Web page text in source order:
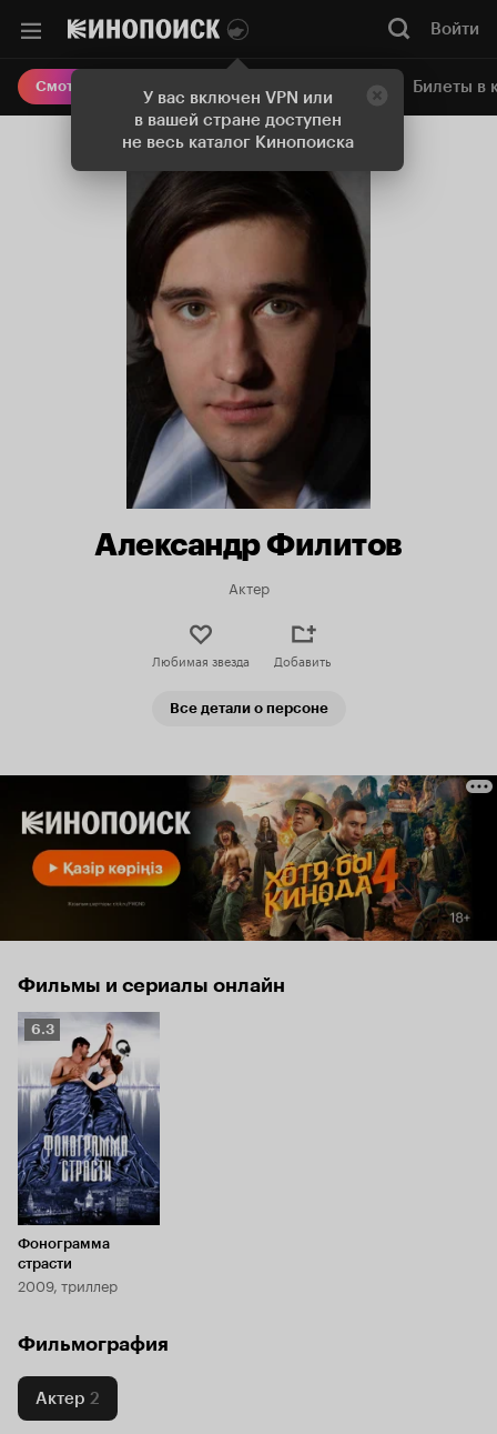
У вас включен VPN или
в вашей стране доступен
не весь каталог Кинопоиска
Войти
Смотреть кино Онлайн-кинотеатр Билеты в
Александр Филитов
Актер
Любимая звезда Добавить
Все детали о персоне
Фильмы и сериалы онлайн
Рейтинг
Кинопоиска
6.3
6.3
Фонограмма
страсти
2009, триллер
Фильмография
Актер 2